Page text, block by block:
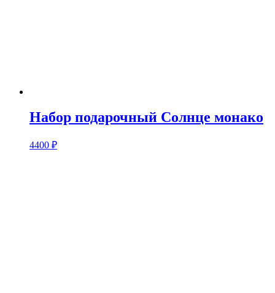
Набор подарочный Солнце монако
4400 ₽